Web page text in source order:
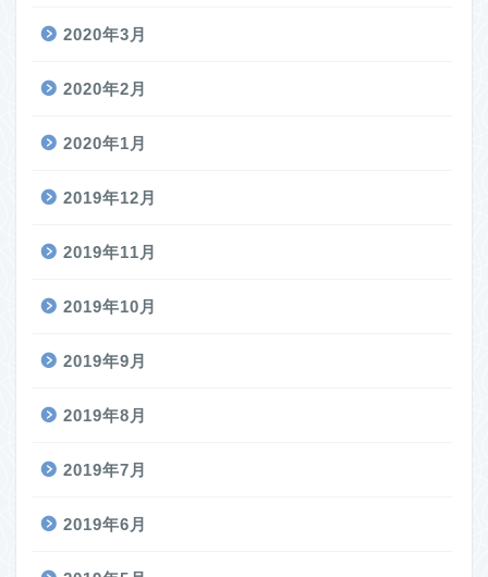
2020年3月
2020年2月
2020年1月
2019年12月
2019年11月
2019年10月
2019年9月
2019年8月
2019年7月
2019年6月